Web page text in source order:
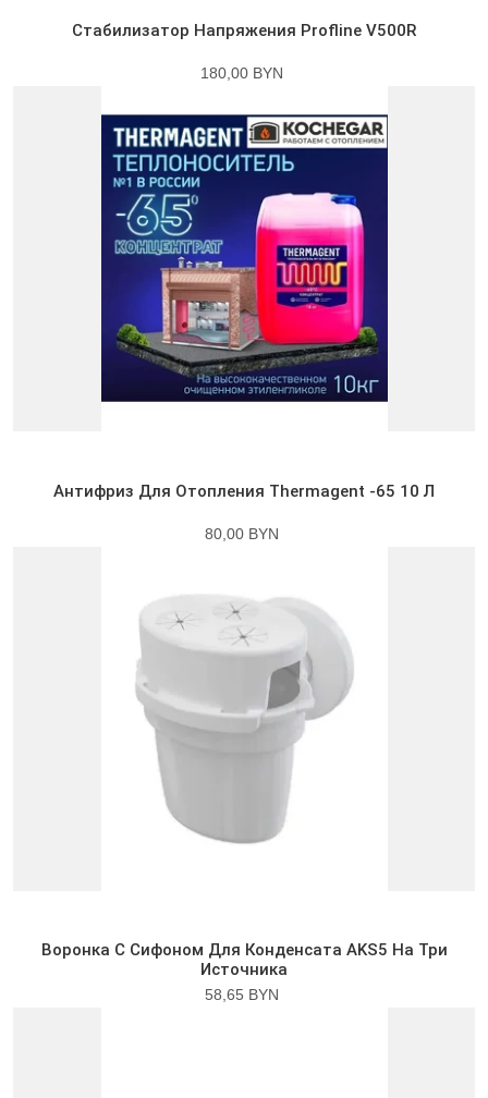
Стабилизатор Напряжения Profline V500R
180,00 BYN
Антифриз Для Отопления Thermagent -65 10 Л
80,00 BYN
Воронка С Сифоном Для Конденсата AKS5 На Три
Источника
58,65 BYN